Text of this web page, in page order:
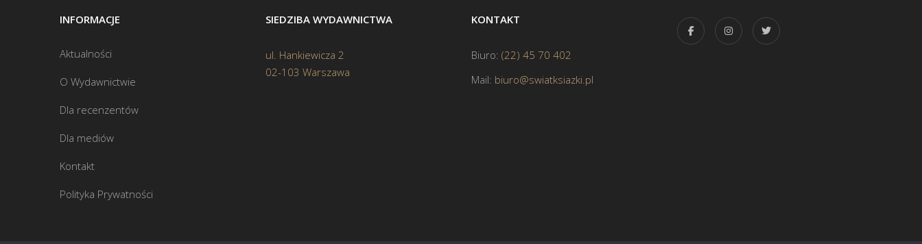
INFORMACJE
Aktualności
O Wydawnictwie
Dla recenzentów
Dla mediów
Kontakt
Polityka Prywatności
SIEDZIBA WYDAWNICTWA
ul. Hankiewicza 2
02-103 Warszawa
KONTAKT
Biuro: (22) 45 70 402
Mail: biuro@swiatksiazki.pl